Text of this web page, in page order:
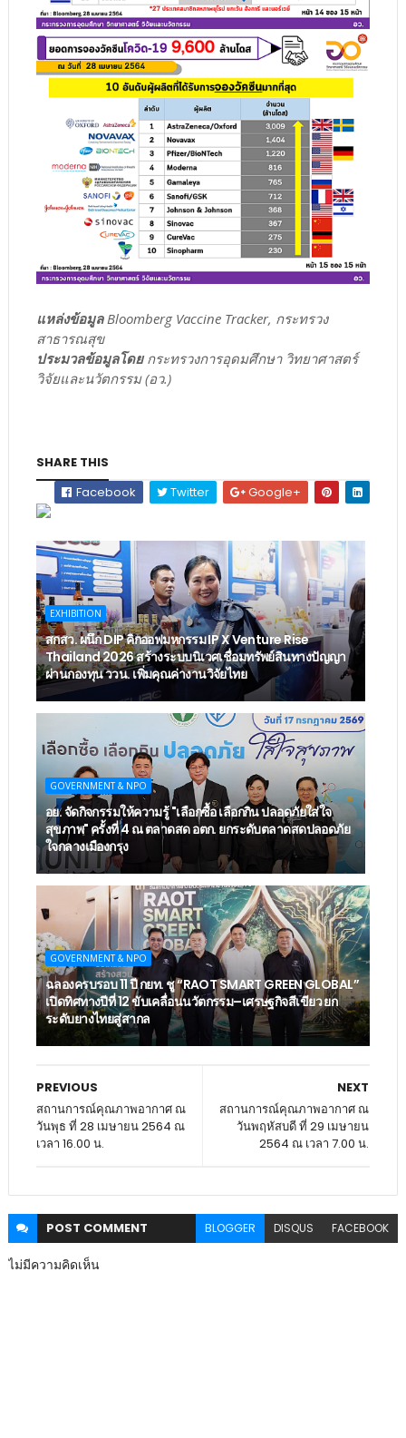
แหล่งข้อมูลBloomberg Vaccine Tracker, กระทรวง
สาธารณสุข
ประมวลข้อมูลโดยกระทรวงการอุดมศึกษา วิทยาศาสตร์
วิจัยและนวัตกรรม (อว.)
SHARE THIS
Facebook
Twitter Google+
EXHIBITION
สกสว. ผนึก DIP คิกออฟมหกรรม IP X Venture Rise
Thailand 2026 สร้างระบบนิเวศเชื่อมทรัพย์สินทางปัญญา
ผ่านกองทุน ววน. เพิ่มคุณค่างานวิจัยไทย
GOVERNMENT & NPO
อย. จัดกิจกรรมให้ความรู้ "เลือกซื้อ เลือกกิน ปลอดภัยใส่ใจ
สุขภาพ" ครั้งที่ 4 ณ ตลาดสด อตก. ยกระดับตลาดสดปลอดภัย
ใจกลางเมืองกรุง
GOVERNMENT & NPO
ฉลองครบรอบ 11 ปี กยท. ชู “RAOT SMART GREEN GLOBAL”
เปิดทิศทางปีที่ 12 ขับเคลื่อนนวัตกรรม–เศรษฐกิจสีเขียว ยก
ระดับยางไทยสู่สากล
NEXT
สถานการณ์คุณภาพอากาศ ณ
วันพฤหัสบดี ที่ 29 เมษายน
2564 ณ เวลา 7.00 น.
PREVIOUS
สถานการณ์คุณภาพอากาศ ณ
วันพุธ ที่ 28 เมษายน 2564 ณ
เวลา 16.00 น.
POST COMMENT BLOGGER DISQUS FACEBOOK
ไม่มีความคิดเห็น